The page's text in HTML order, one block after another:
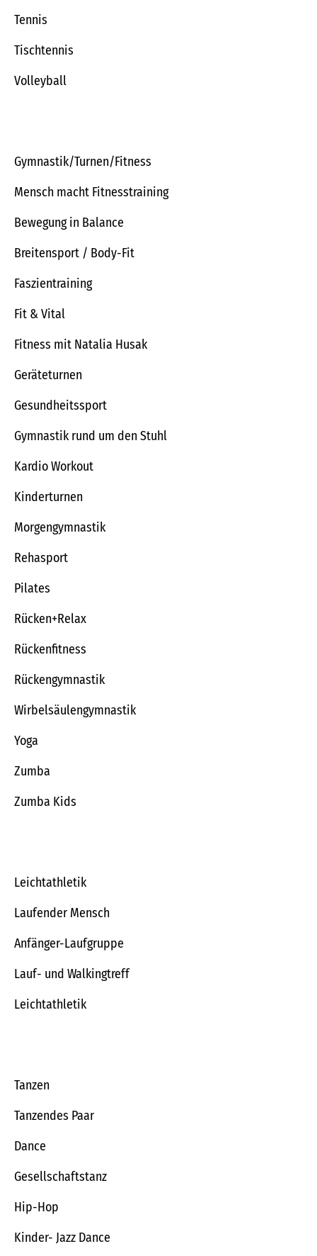
Tennis
Tischtennis
Volleyball
Gymnastik/Turnen/Fitness
Mensch macht Fitnesstraining
Bewegung in Balance
Breitensport / Body-Fit
Faszientraining
Fit & Vital
Fitness mit Natalia Husak
Geräteturnen
Gesundheitssport
Gymnastik rund um den Stuhl
Kardio Workout
Kinderturnen
Morgengymnastik
Rehasport
Pilates
Rücken+Relax
Rückenfitness
Rückengymnastik
Wirbelsäulengymnastik
Yoga
Zumba
Zumba Kids
Leichtathletik
Laufender Mensch
Anfänger-Laufgruppe
Lauf- und Walkingtreff
Leichtathletik
Tanzen
Tanzendes Paar
Dance
Gesellschaftstanz
Hip-Hop
Kinder- Jazz Dance